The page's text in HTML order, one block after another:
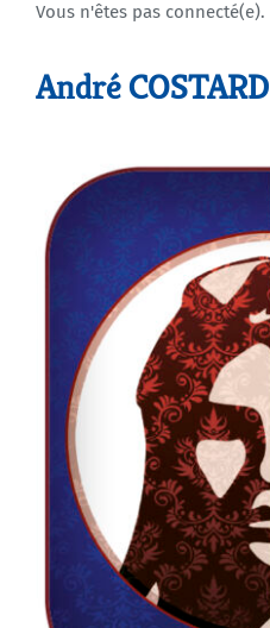
Agenda
Vous n'êtes pas connecté(e).
André COSTARD